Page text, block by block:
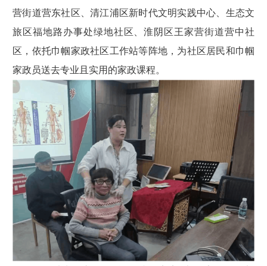
营街道营东社区、清江浦区新时代文明实践中心、生态文
旅区福地路办事处绿地社区、淮阴区王家营街道营中社
区，依托巾帼家政社区工作站等阵地，为社区居民和巾帼
家政员送去专业且实用的家政课程。